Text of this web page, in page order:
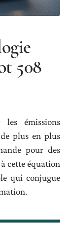
508
les émissions
plus en plus
pour des
cette équation
qui conjugue